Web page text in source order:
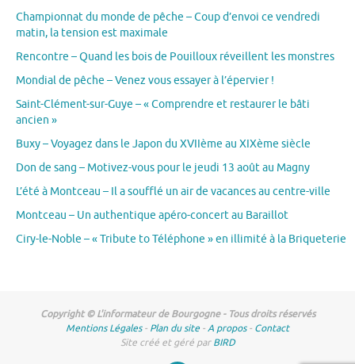
Championnat du monde de pêche – Coup d’envoi ce vendredi
matin, la tension est maximale
Rencontre – Quand les bois de Pouilloux réveillent les monstres
Mondial de pêche – Venez vous essayer à l’épervier !
Saint-Clément-sur-Guye – « Comprendre et restaurer le bâti
ancien »
Buxy – Voyagez dans le Japon du XVIIème au XIXème siècle
Don de sang – Motivez-vous pour le jeudi 13 août au Magny
L’été à Montceau – Il a soufflé un air de vacances au centre-ville
Montceau – Un authentique apéro-concert au Baraillot
Ciry-le-Noble – « Tribute to Téléphone » en illimité à la Briqueterie
Copyright © L'informateur de Bourgogne - Tous droits réservés
Mentions Légales- Plan du site -A propos- Contact
Site créé et géré parBIRD